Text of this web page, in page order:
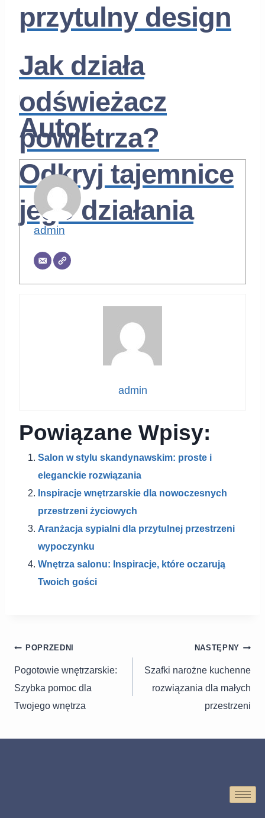
przytulny design
Jak działa
odświeżacz
powietrza?
Odkryj tajemnice
jego działania
Autor
admin
admin
Powiązane Wpisy:
Salon w stylu skandynawskim: proste i
eleganckie rozwiązania
Inspiracje wnętrzarskie dla nowoczesnych
przestrzeni życiowych
Aranżacja sypialni dla przytulnej przestrzeni
wypoczynku
Wnętrza salonu: Inspiracje, które oczarują
Twoich gości
POPRZEDNI
Pogotowie wnętrzarskie:
Szybka pomoc dla
Twojego wnętrza
NASTĘPNY
Szafki narożne kuchenne
rozwiązania dla małych
przestrzeni